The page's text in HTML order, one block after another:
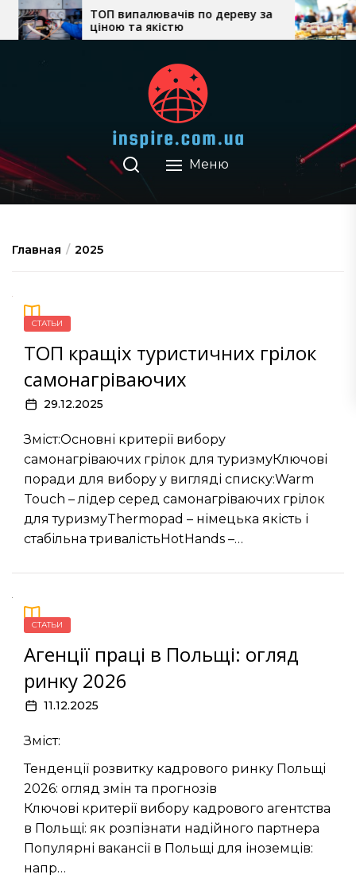
ПерейтиТОП випалювачів по дереву за
ціною та якістю
Як
Меню
Главная 2025
СТАТЬИ
ТОП кращіх туристичних грілок
самонагріваючих
29.12.2025
Зміст:Основні критерії вибору
самонагріваючих грілок для туризмуКлючові
поради для вибору у вигляді списку:Warm
Touch – лідер серед самонагріваючих грілок
для туризмуThermopad – німецька якість і
стабільна тривалістьHotHands –…
СТАТЬИ
Агенції праці в Польщі: огляд
ринку 2026
11.12.2025
Зміст:
Тенденції розвитку кадрового ринку Польщі
2026: огляд змін та прогнозів
Ключові критерії вибору кадрового агентства
в Польщі: як розпізнати надійного партнера
Популярні вакансії в Польщі для іноземців:
напр…